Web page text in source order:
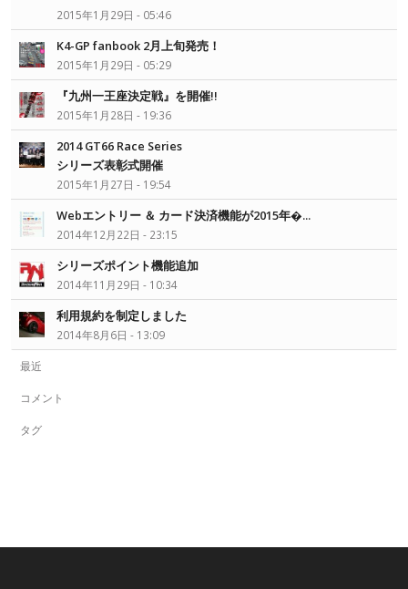
2015年1月29日 - 05:46
K4-GP fanbook 2月上旬発売！
2015年1月29日 - 05:29
『九州一王座決定戦』を開催!!
2015年1月28日 - 19:36
2014 GT66 Race Series
シリーズ表彰式開催
2015年1月27日 - 19:54
Webエントリー ＆ カード決済機能が2015年�...
2014年12月22日 - 23:15
シリーズポイント機能追加
2014年11月29日 - 10:34
利用規約を制定しました
2014年8月6日 - 13:09
最近
コメント
タグ